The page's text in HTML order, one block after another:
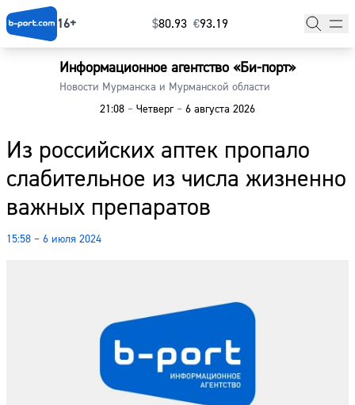
16+ $⁠80.93 €⁠93.19
Информационное агентство «Би-порт»
Новости Мурманска и Мурманской области
21:08 – Четверг – 6 августа 2026
Из российских аптек пропало
слабительное из числа жизненно
важных препаратов
15:58 – 6 июля 2024
Главная
Наши гости
Фоторепортажи
Погода